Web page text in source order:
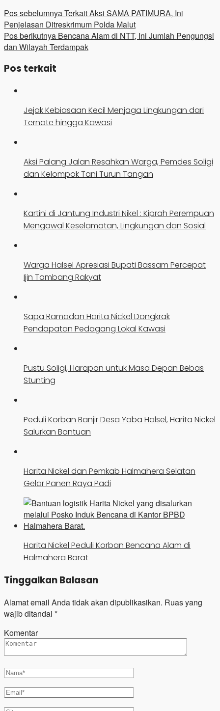
Pos sebelumnyaTerkait Aksi SAMA PATIMURA, Ini
Penjelasan Ditreskrimum Polda Malut
Pos berikutnya Bencana Alam di NTT, Ini Jumlah Pengungsi
dan Wilayah Terdampak
Pos terkait
Jejak Kebiasaan Kecil Menjaga Lingkungan dari
Ternate hingga Kawasi
Aksi Palang Jalan Resahkan Warga, Pemdes Soligi
dan Kelompok Tani Turun Tangan
Kartini di Jantung Industri Nikel : Kiprah Perempuan
Mengawal Keselamatan, Lingkungan dan Sosial
Warga Halsel Apresiasi Bupati Bassam Percepat
Ijin Tambang Rakyat
Sapa Ramadan Harita Nickel Dongkrak
Pendapatan Pedagang Lokal Kawasi
Pustu Soligi, Harapan untuk Masa Depan Bebas
Stunting
Peduli Korban Banjir Desa Yaba Halsel, Harita Nickel
Salurkan Bantuan
Harita Nickel dan Pemkab Halmahera Selatan
Gelar Panen Raya Padi
Harita Nickel Peduli Korban Bencana Alam di
Halmahera Barat
Tinggalkan Balasan
Alamat email Anda tidak akan dipublikasikan. Ruas yang
wajib ditandai *
Komentar